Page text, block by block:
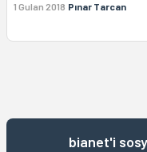
1 Gulan 2018 Pınar Tarcan
bianet'i